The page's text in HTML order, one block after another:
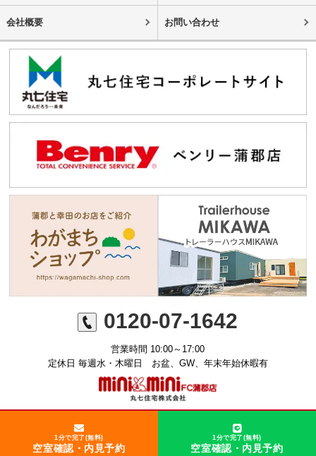
会社概要 お問い合わせ
0120-07-1642
営業時間 10:00～17:00
定休日 毎週水・木曜日 お盆、GW、年末年始休暇有
1分で完了(無料)
空室確認・内見予約
1分で完了(無料)
空室確認・内見予約